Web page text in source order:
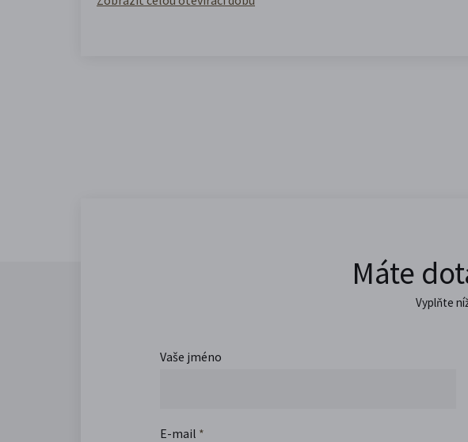
Máte
Vyplňte
Vaše jméno
E-mail *